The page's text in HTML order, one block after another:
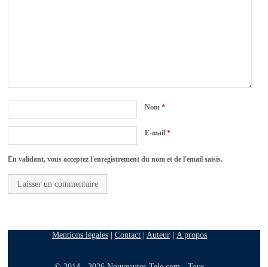
Nom*
E-mail*
En validant, vous acceptez l'enregistrement du nom et de l'email saisis.
Mentions légales| Contact| Auteur| A propos